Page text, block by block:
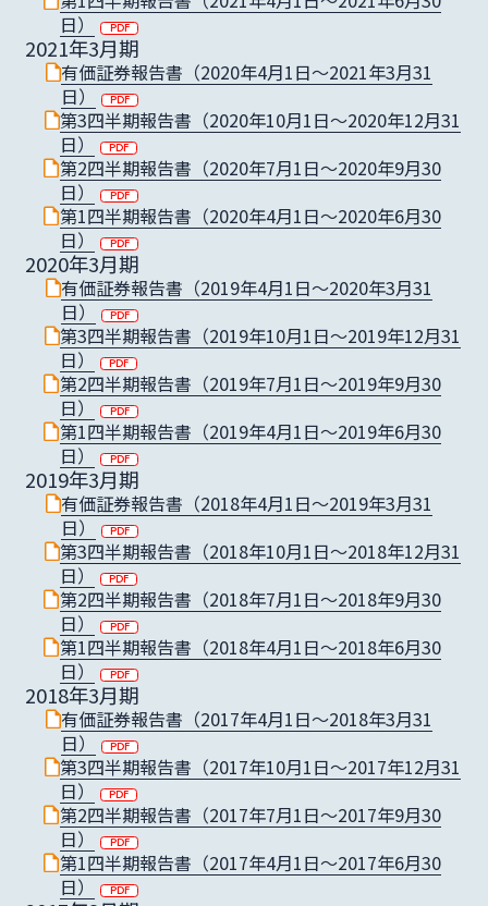
日）
2021年3月期
有価証券報告書（2020年4月1日〜2021年3月31
日）
第3四半期報告書（2020年10月1日〜2020年12月31
日）
第2四半期報告書（2020年7月1日〜2020年9月30
日）
第1四半期報告書（2020年4月1日〜2020年6月30
日）
2020年3月期
有価証券報告書（2019年4月1日〜2020年3月31
日）
第3四半期報告書（2019年10月1日〜2019年12月31
日）
第2四半期報告書（2019年7月1日〜2019年9月30
日）
第1四半期報告書（2019年4月1日〜2019年6月30
日）
2019年3月期
有価証券報告書（2018年4月1日〜2019年3月31
日）
第3四半期報告書（2018年10月1日〜2018年12月31
日）
第2四半期報告書（2018年7月1日〜2018年9月30
日）
第1四半期報告書（2018年4月1日〜2018年6月30
日）
2018年3月期
有価証券報告書（2017年4月1日〜2018年3月31
日）
第3四半期報告書（2017年10月1日〜2017年12月31
日）
第2四半期報告書（2017年7月1日〜2017年9月30
日）
第1四半期報告書（2017年4月1日〜2017年6月30
日）